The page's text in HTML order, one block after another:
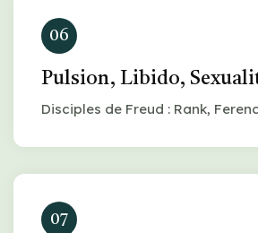
06
Pulsion, Libido,
Disciples de Freud : Rank,
07